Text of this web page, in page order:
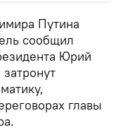
Путина
сообщил
Юрий
главы